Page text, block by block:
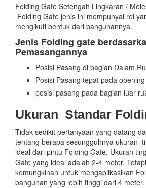
Folding Gate Setengah Lingkaran /
Folding Gate jenis ini mempunyai rel
mengikuti bentuk dari bangunannya.
Jenis Folding gate
Pemasangannya
Posisi Pasang di bagian Dalam
Posisi Pasang tepat pada
posisi pasang pada bagian luar
Ukuran Standar
Tidak sedikit pertanyaan yang datang
tentang berapa sesungguhnya ukuran
ideal dari pintu Folding Gate. Ukuran
Gate yang ideal adalah 2-4 meter.
kemungkinan untuk mengaplikasikan
bangunan yang lebih tinggi dari 4 meter.